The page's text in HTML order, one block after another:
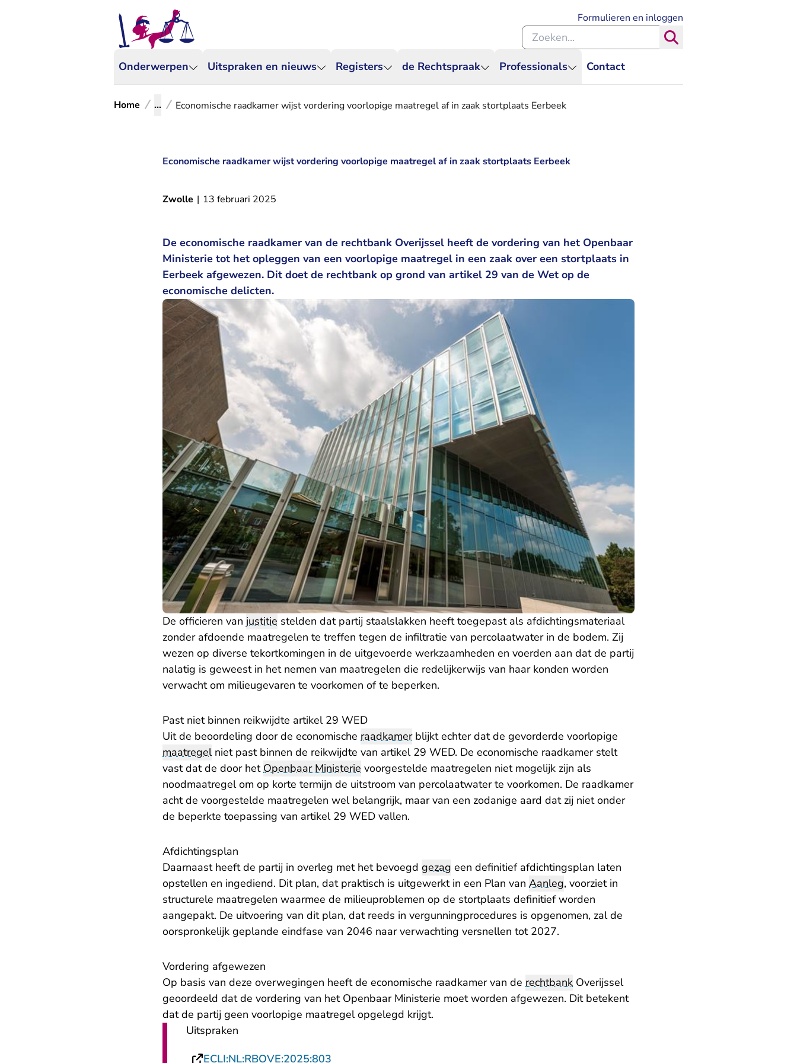
Onderwerpen Uitspraken en nieuws Registers de Rechtspraak Professionals Contact
Formulieren en inloggen
Zoeken binnen de Rechtspraak
Home ... Economische raadkamer wijst vordering voorlopige maatregel af in zaak stortplaats Eerbeek
Economische raadkamer wijst vordering voorlopige maatregel af in zaak stortplaats Eerbeek
Zwolle | 13 februari 2025
De economische raadkamer van de rechtbank Overijssel heeft de vordering van het Openbaar
Ministerie tot het opleggen van een voorlopige maatregel in een zaak over een stortplaats in
Eerbeek afgewezen. Dit doet de rechtbank op grond van artikel 29 van de Wet op de
economische delicten.
De officieren van justitie stelden dat partij staalslakken heeft toegepast als afdichtingsmateriaal
zonder afdoende maatregelen te treffen tegen de infiltratie van percolaatwater in de bodem. Zij
wezen op diverse tekortkomingen in de uitgevoerde werkzaamheden en voerden aan dat de partij
nalatig is geweest in het nemen van maatregelen die redelijkerwijs van haar konden worden
verwacht om milieugevaren te voorkomen of te beperken.
Past niet binnen reikwijdte artikel 29 WED
Uit de beoordeling door de economische raadkamerblijkt echter dat de gevorderde voorlopige
maatregelniet past binnen de reikwijdte van artikel 29 WED. De economische raadkamer stelt
vast dat de door hetOpenbaar Ministerie voorgestelde maatregelen niet mogelijk zijn als
noodmaatregel om op korte termijn de uitstroom van percolaatwater te voorkomen. De raadkamer
acht de voorgestelde maatregelen wel belangrijk, maar van een zodanige aard dat zij niet onder
de beperkte toepassing van artikel 29 WED vallen.
Afdichtingsplan
Daarnaast heeft de partij in overleg met het bevoegd gezag een definitief afdichtingsplan laten
opstellen en ingediend. Dit plan, dat praktisch is uitgewerkt in een Plan van Aanleg, voorziet in
structurele maatregelen waarmee de milieuproblemen op de stortplaats definitief worden
aangepakt. De uitvoering van dit plan, dat reeds in vergunningprocedures is opgenomen, zal de
oorspronkelijk geplande eindfase van 2046 naar verwachting versnellen tot 2027.
Vordering afgewezen
Op basis van deze overwegingen heeft de economische raadkamer van de rechtbank Overijssel
geoordeeld dat de vordering van het Openbaar Ministerie moet worden afgewezen. Dit betekent
dat de partij geen voorlopige maatregel opgelegd krijgt.
Uitspraken
ECLI:NL:RBOVE:2025:803